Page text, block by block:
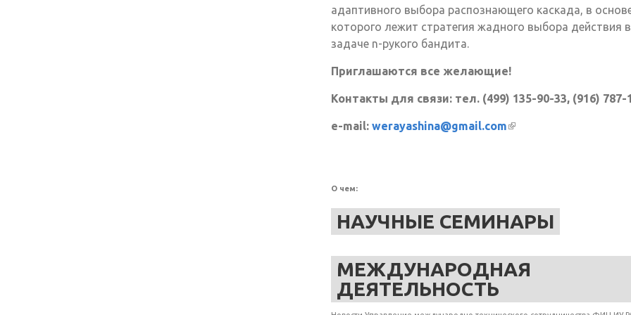
адаптивного выбора распознающего каскада, в
которого лежит стратегия жадного выбора действия в
задаче n-рукого бандита.
Приглашаются все желающие!
Контакты для связи: тел. (499) 135-90-33, (916) 787-
e-mail: werayashina@gmail.com(внешняя ссылка)
О чем:
НАУЧНЫЕ СЕМИНАРЫ
МЕЖДУНАРОДНАЯ
ДЕЯТЕЛЬНОСТЬ